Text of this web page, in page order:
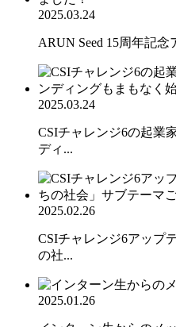
2025.03.24
ARUN Seed 15周年記
2025.03.24
CSIチャレンジ6の起業
ディ...
2025.02.26
CSIチャレンジ6アップ
の社...
2025.01.26